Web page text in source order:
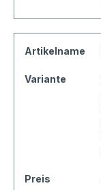
Artikelname
Variante
Preis